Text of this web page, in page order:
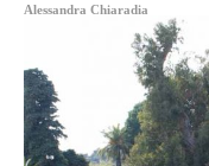
Alessandra Chiaradia